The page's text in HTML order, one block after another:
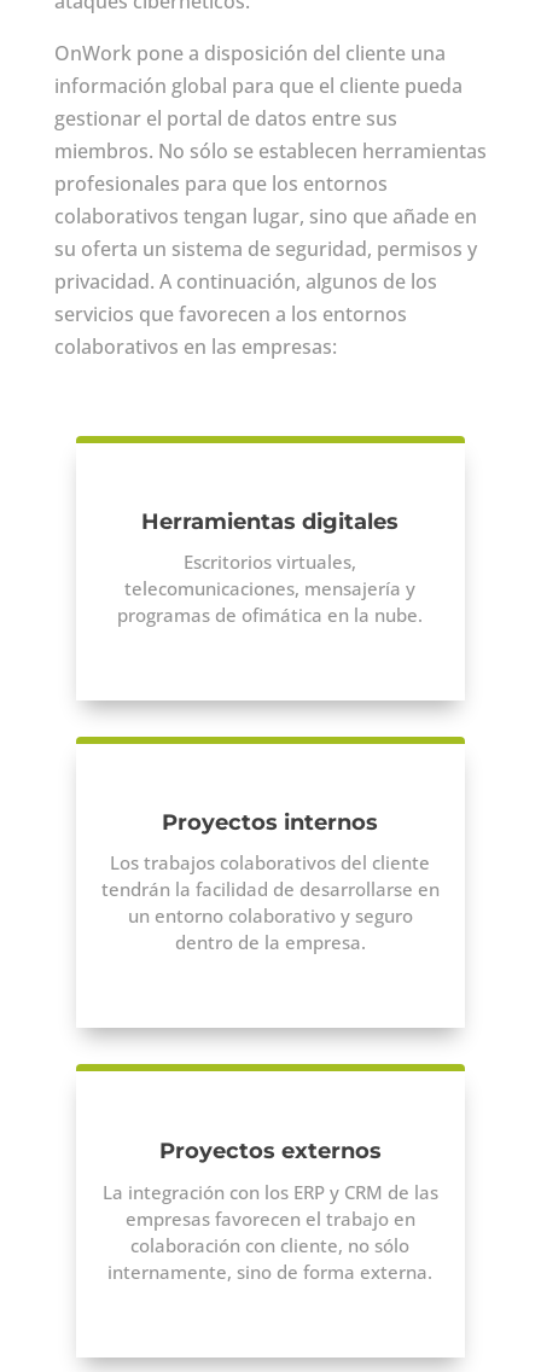
OnWork pone a disposición del cliente una
información global para que el cliente pueda
gestionar el portal de datos entre sus
miembros. No sólo se establecen herramientas
profesionales para que los entornos
colaborativos tengan lugar, sino que añade en
su oferta un sistema de seguridad, permisos y
privacidad. A continuación, algunos de los
servicios que favorecen a los entornos
colaborativos en las empresas:
Herramientas digitales
Escritorios virtuales,
telecomunicaciones, mensajería y
programas de ofimática en la nube.
Proyectos internos
Los trabajos colaborativos del cliente
tendrán la facilidad de desarrollarse en
un entorno colaborativo y seguro
dentro de la empresa.
Proyectos externos
La integración con los ERP y CRM de las
empresas favorecen el trabajo en
colaboración con cliente, no sólo
internamente, sino de forma externa.